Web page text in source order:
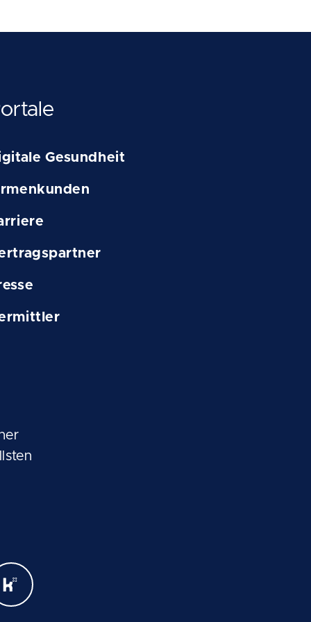
Gesundheit